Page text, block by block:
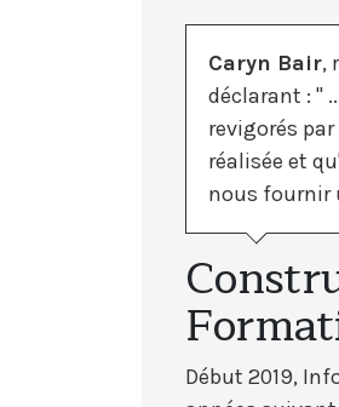
Caryn Bair,
déclarant : "
revigorés
réalisée et
nous fournir
Début 2019,